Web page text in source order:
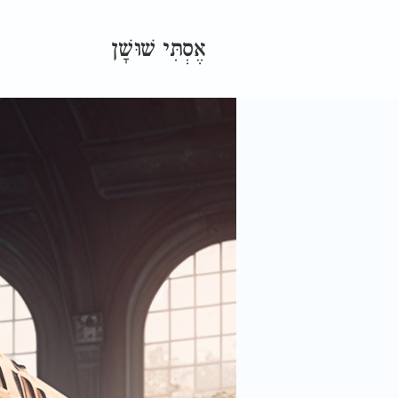
אֶסְתִּי שׁוּשָׁן